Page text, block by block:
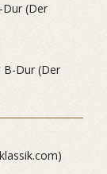
Dur (Der
B-Dur (Der